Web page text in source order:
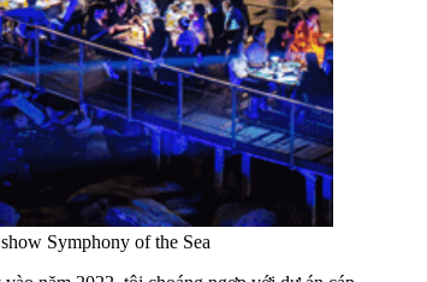
Symphony of the Sea